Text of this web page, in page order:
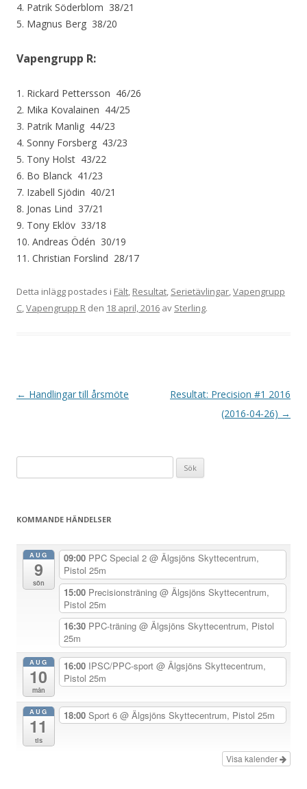
4. Patrik Söderblom 38/21
5. Magnus Berg 38/20
Vapengrupp R:
1. Rickard Pettersson 46/26
2. Mika Kovalainen 44/25
3. Patrik Manlig 44/23
4. Sonny Forsberg 43/23
5. Tony Holst 43/22
6. Bo Blanck 41/23
7. Izabell Sjödin 40/21
8. Jonas Lind 37/21
9. Tony Eklöv 33/18
10. Andreas Ödén 30/19
11. Christian Forslind 28/17
Detta inlägg postades i Fält, Resultat, Serietävlingar,Vapengrupp
C,Vapengrupp R den 18 april, 2016 av Sterling.
I
a
g
← Handlingar till årsmöte
Resultat: Precision #1 2016
(2016-04-26) →
efter:
KOMMANDE HÄNDELSER
AUG
9
sön
09:00 PPC Special 2 @ Älgsjöns Skyttecentrum,
Pistol 25m
15:00 Precisionsträning @ Älgsjöns Skyttecentrum,
Pistol 25m
16:30 PPC-träning @ Älgsjöns Skyttecentrum, Pistol
25m
AUG
10
mån
16:00 IPSC/PPC-sport @ Älgsjöns Skyttecentrum,
Pistol 25m
AUG
11
tis
18:00 Sport 6 @ Älgsjöns Skyttecentrum, Pistol 25m
Visa kalender